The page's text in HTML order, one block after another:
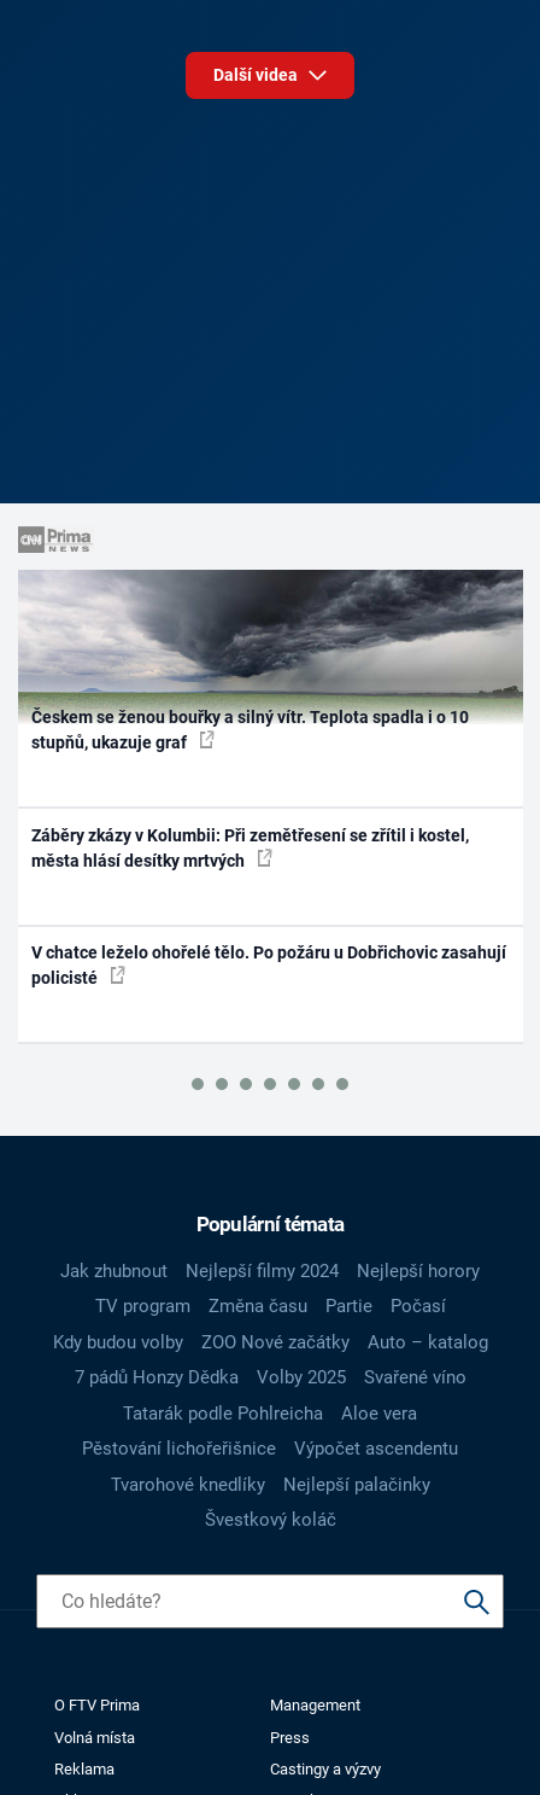
Další videa
Českem se ženou bouřky a silný vítr. Teplota spadla i o 10
stupňů, ukazuje graf
Záběry zkázy v Kolumbii: Při zemětřesení se zřítil i kostel,
města hlásí desítky mrtvých
V chatce leželo ohořelé tělo. Po požáru u Dobřichovic zasahují
policisté
Populární témata
Jak zhubnout Nejlepší filmy 2024
Nejlepší horory
TV program
Změna času Partie
Počasí
Kdy budou volby
ZOO Nové začátky
Auto – katalog
7 pádů Honzy Dědka
Volby 2025
Svařené víno
Tatarák podle Pohlreicha
Aloe vera
Pěstování lichořeřišnice
Výpočet ascendentu
Tvarohové knedlíky
Nejlepší palačinky
Švestkový koláč
O FTV Prima
Management
Volná místa
Press
Reklama
Castingy a výzvy